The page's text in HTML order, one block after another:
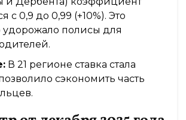
с 0,9 до 0,99 (+10%). Это
полисы для
В 21 регионе ставка стала
сэкономить часть